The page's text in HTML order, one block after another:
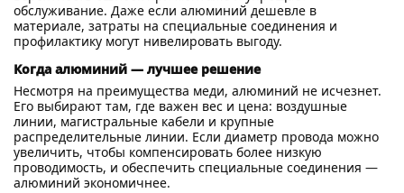
обслуживание. Даже если алюминий дешевле в
материале, затраты на специальные соединения и
профилактику могут нивелировать выгоду.
Когда алюминий — лучшее решение
Несмотря на преимущества меди, алюминий не исчезнет.
Его выбирают там, где важен вес и цена: воздушные
линии, магистральные кабели и крупные
распределительные линии. Если диаметр провода можно
увеличить, чтобы компенсировать более низкую
проводимость, и обеспечить специальные соединения —
алюминий экономичнее.